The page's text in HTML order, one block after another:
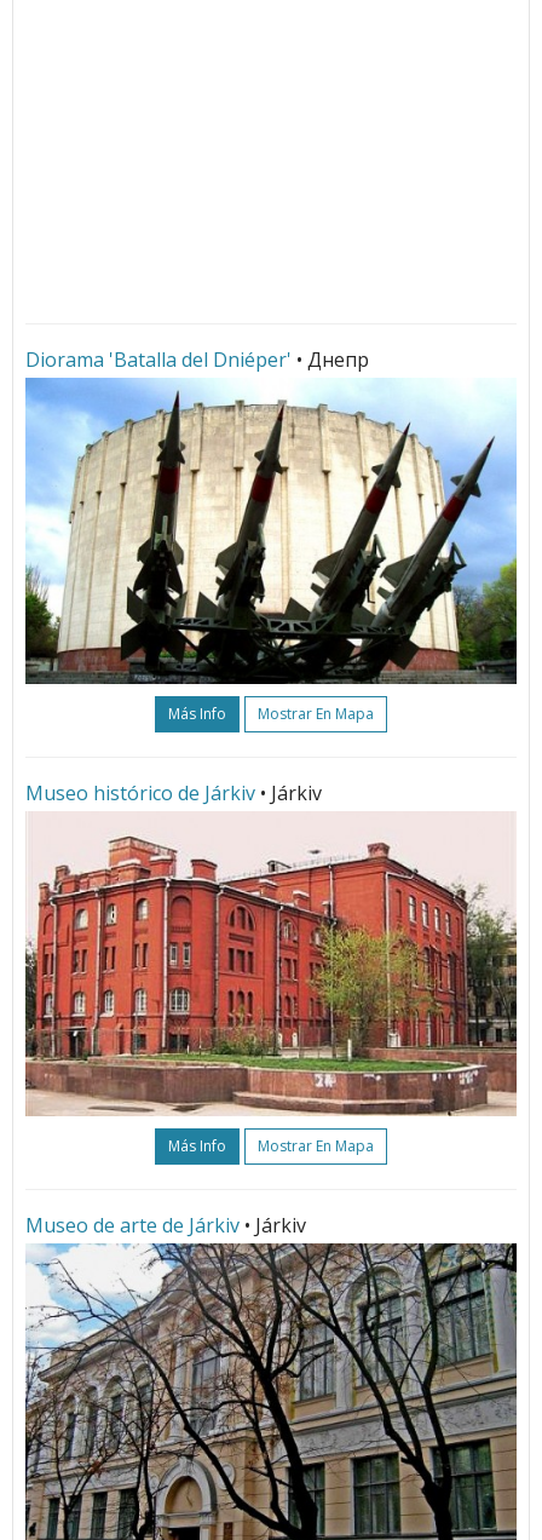
Diorama 'Batalla del Dniéper' • Днепр
Más Info Mostrar En Mapa
Museo histórico de Járkiv • Járkiv
Más Info Mostrar En Mapa
Museo de arte de Járkiv • Járkiv